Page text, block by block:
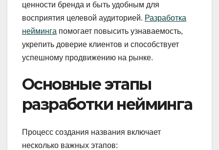
ценности бренда и быть удобным для
восприятия целевой аудиторией. Разработка
нейминга помогает повысить узнаваемость,
укрепить доверие клиентов и способствует
успешному продвижению на рынке.
Основные этапы
разработки нейминга
Процесс создания названия включает
несколько важных этапов: